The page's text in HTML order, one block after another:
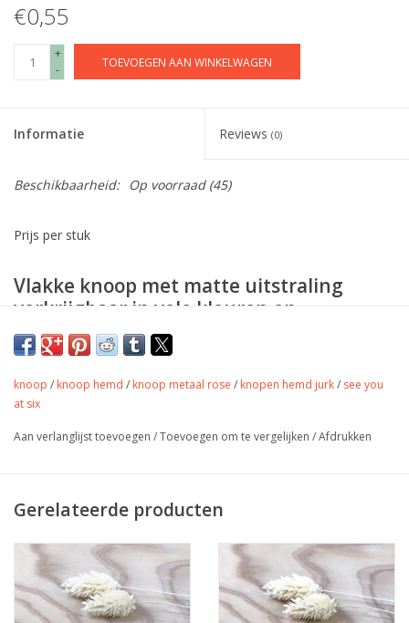
€0,55
+
-
TOEVOEGEN AAN WINKELWAGEN
Informatie Reviews (0)
Beschikbaarheid: Op voorraad(45)
Prijs per stuk
Vlakke knoop met matte uitstraling
verkrijgbaar in vele kleuren en
verschillende maten.
Kleur 570
knoop / knoop hemd / knoop metaal rose / knopen hemd jurk/ see you
at six
Aan verlanglijst toevoegen /Toevoegen om te vergelijken /Afdrukken
Gerelateerde producten